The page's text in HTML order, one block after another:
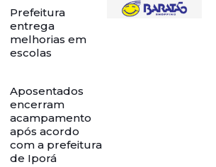
Prefeitura
entrega
melhorias em
escolas
Aposentados
encerram
acampamento
após acordo
com a prefeitura
de Iporá